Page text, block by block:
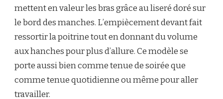
mettent en valeur les bras grâce au liseré doré sur
le bord des manches. L’empiècement devant fait
ressortir la poitrine tout en donnant du volume
aux hanches pour plus d’allure. Ce modèle se
porte aussi bien comme tenue de soirée que
comme tenue quotidienne ou même pour aller
travailler.